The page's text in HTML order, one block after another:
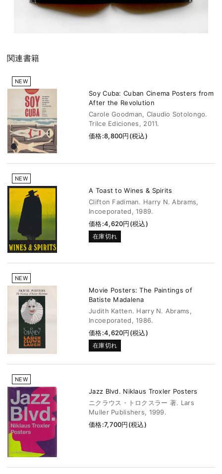
関連書籍
NEW
Soy Cuba: Cuban Cinema Posters from
After the Revolution
Carole Goodman, Claudio Sotolongo.
Trilce Ediciones, 2011.
価格:8,800円(税込)
NEW
A Toast to Wines & Spirits
Clifton Fadiman. Harry N. Abrams,
Incoeporated, 1989.
価格:4,620円(税込)
在庫切れ
NEW
Movie Posters: The Paintings of
Batiste Madalena
Judith Katten. Harry N. Abrams,
Incoeporated, 1986.
価格:4,620円(税込)
在庫切れ
NEW
Jazz Blvd. Niklaus Troxler Posters
ニクラウス・トロクスラー 著. Lars
Muller Publishers, 1999.
価格:7,700円(税込)